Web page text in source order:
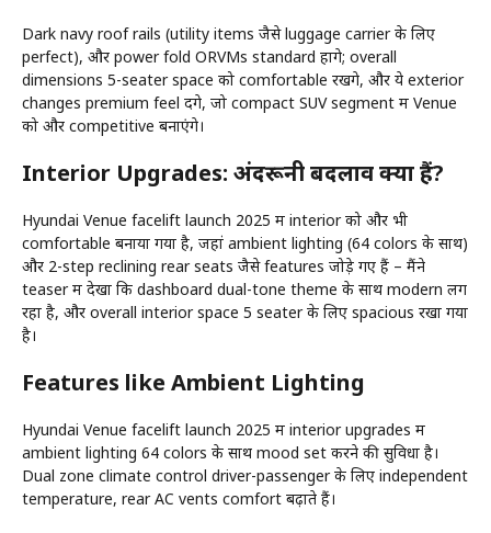
Dark navy roof rails (utility items जैसे luggage carrier के लिए
perfect), और power fold ORVMs standard होंगे; overall
dimensions 5-seater space को comfortable रखेंगे, और ये exterior
changes premium feel देंगे, जो compact SUV segment में Venue
को और competitive बनाएंगे।
Interior Upgrades: अंदरूनी बदलाव क्या हैं?
Hyundai Venue facelift launch 2025 में interior को और भी
comfortable बनाया गया है, जहां ambient lighting (64 colors के साथ)
और 2-step reclining rear seats जैसे features जोड़े गए हैं – मैंने
teaser में देखा कि dashboard dual-tone theme के साथ modern लग
रहा है, और overall interior space 5 seater के लिए spacious रखा गया
है।
Features like Ambient Lighting
Hyundai Venue facelift launch 2025 में interior upgrades में
ambient lighting 64 colors के साथ mood set करने की सुविधा है।
Dual zone climate control driver-passenger के लिए independent
temperature, rear AC vents comfort बढ़ाते हैं।